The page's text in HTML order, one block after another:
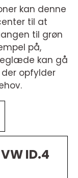
kan denne
til at
til grøn
på,
kan gå
opfylder
ID.4